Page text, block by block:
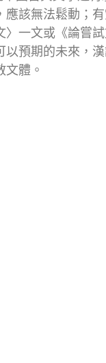
應該無法鬆動；
〉一文或《論嘗
以預期的未來，
文體。